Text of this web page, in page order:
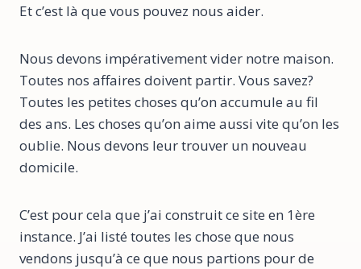
Et c’est là que vous pouvez nous aider.
Nous devons impérativement vider notre maison.
Toutes nos affaires doivent partir. Vous savez?
Toutes les petites choses qu’on accumule au fil
des ans. Les choses qu’on aime aussi vite qu’on les
oublie. Nous devons leur trouver un nouveau
domicile.
C’est pour cela que j’ai construit ce site en 1ère
instance. J’ai listé toutes les chose que nous
vendons jusqu’à ce que nous partions pour de